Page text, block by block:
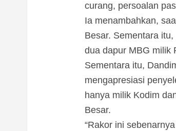
curang, persoalan
Ia menambahkan,
Besar. Sementara
dua dapur MBG milik
Sementara itu,
mengapresiasi
hanya milik Kodim
Besar.
“Rakor ini